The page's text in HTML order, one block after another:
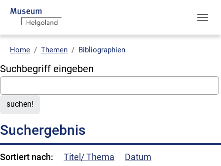
Skip to main navigation
Skip to main content
Skip to page footer
You are here:
Home Themen Bibliographien
Suchbegriff eingeben
suchen!
Suchergebnis
Sortiert nach: Titel/ Thema
Datum